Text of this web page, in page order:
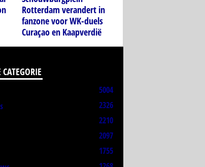
Rotterdam verandert in
fanzone voor WK-duels
Curaçao en Kaapverdië
5004
2326
2210
2097
1755